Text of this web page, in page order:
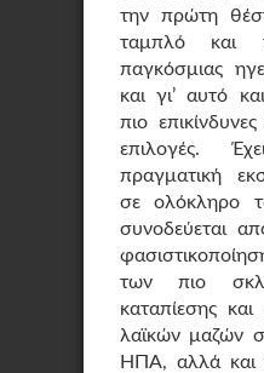
την πρώτη
ταμπλό και
παγκόσμιας
και γι’ αυτό
πιο
επιλογές.
πραγματική
σε ολόκληρο
συνοδεύεται
των πιο
καταπίεσης
λαϊκών μαζών
ΗΠΑ, αλλά και